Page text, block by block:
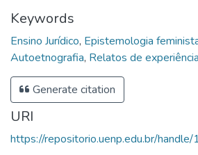
Keywords
Ensino Jurídico, Epistemologia
Autoetnografia, Relatos de
Generate citation
URI
https://repositorio.uenp.edu.br/